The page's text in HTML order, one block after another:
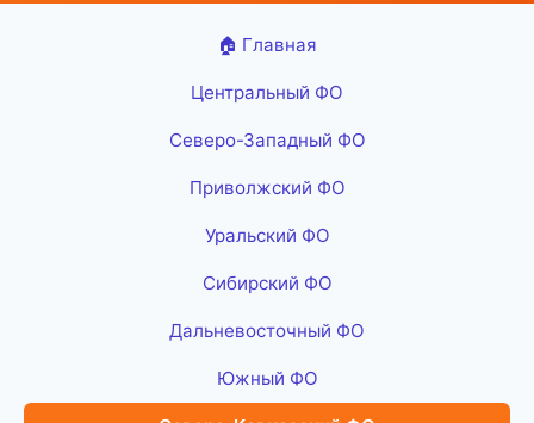
🏠 Главная
Центральный ФО
Северо-Западный ФО
Приволжский ФО
Уральский ФО
Сибирский ФО
Дальневосточный ФО
Южный ФО